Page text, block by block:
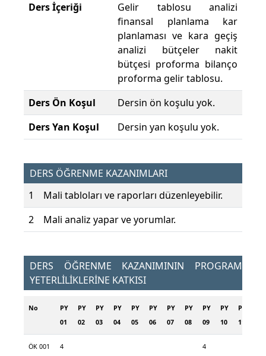
Ders İçeriği
Gelir tablosu analizi
finansal planlama kar
planlaması ve kara geçiş
analizi bütçeler nakit
bütçesi proforma bilanço
proforma gelir tablosu.
Ders Ön Koşul
Dersin ön koşulu yok.
Ders Yan Koşul
Dersin yan koşulu yok.
DERS ÖĞRENME KAZANIMLARI
1
Mali tabloları ve raporları düzenleyebilir.
2
Mali analiz yapar ve yorumlar.
DERS ÖĞRENME KAZANIMININ PROGRAM
YETERLİLİKLERİNE KATKISI
No
PY
01
PY
02
PY
03
PY
04
PY
05
PY
06
PY
07
PY
08
PY
09
PY
10
PY
11
ÖK 001 4 4